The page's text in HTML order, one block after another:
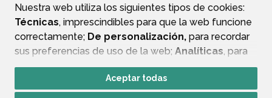
Nuestra web utiliza los siguientes tipos de cookies:
Técnicas, imprescindibles para que la web funcione
correctamente; De personalización, para recordar
sus preferencias de uso de la web; Analíticas, para
mejorar el funcionamiento de la web y sus servicios.
Si acepta pulsando el botón“Aceptar todas”
Aceptar todas